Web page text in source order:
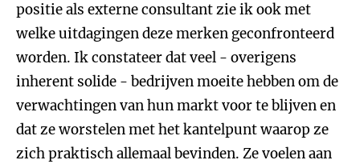
positie als externe consultant zie ik ook met
welke uitdagingen deze merken geconfronteerd
worden. Ik constateer dat veel - overigens
inherent solide - bedrijven moeite hebben om de
verwachtingen van hun markt voor te blijven en
dat ze worstelen met het kantelpunt waarop ze
zich praktisch allemaal bevinden. Ze voelen aan